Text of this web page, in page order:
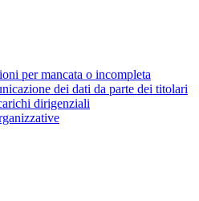
per mancata o incompleta
dei dati da parte dei titolari
dirigenziali